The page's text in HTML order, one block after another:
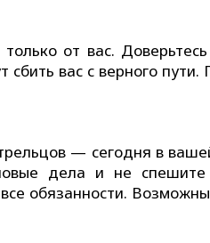
от вас.
вас с верного пути.
— сегодня в
дела и не спешите
обязанности.